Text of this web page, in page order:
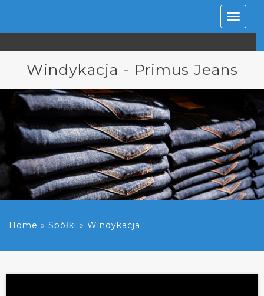
Rozwiń
Windykacja - Primus Jeans
Home » Spółki » Windykacja